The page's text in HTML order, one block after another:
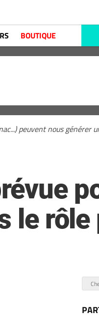
BOUTIQUE
peuvent nous générer
le